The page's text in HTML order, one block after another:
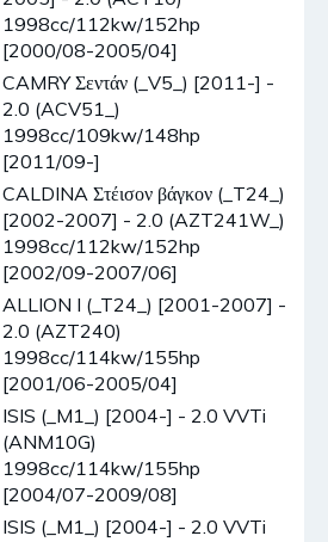
1998cc/112kw/152hp
[2000/08-2005/04]
CAMRY Σεντάν (_V5_) [2011-] -
2.0 (ACV51_)
1998cc/109kw/148hp
[2011/09-]
CALDINA Στέισον βάγκον (_T24_)
[2002-2007] - 2.0 (AZT241W_)
1998cc/112kw/152hp
[2002/09-2007/06]
ALLION I (_T24_) [2001-2007] -
2.0 (AZT240)
1998cc/114kw/155hp
[2001/06-2005/04]
ISIS (_M1_) [2004-] - 2.0 VVTi
(ANM10G)
1998cc/114kw/155hp
[2004/07-2009/08]
ISIS (_M1_) [2004-] - 2.0 VVTi